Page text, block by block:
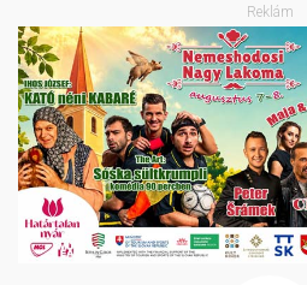
Reklám